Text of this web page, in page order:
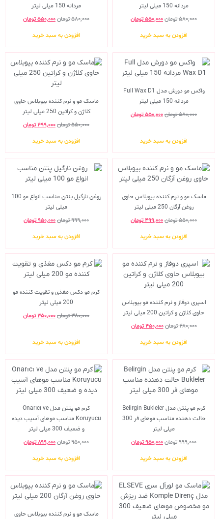
مردانه 150 میلی لیتر
۵۸۰,۰۰۰تومان۵۵۰,۰۰۰تومان
افزودن به سبد خرید
مردانه 150 میلی لیتر
۵۸۰,۰۰۰تومان۵۵۰,۰۰۰تومان
افزودن به سبد خرید
واکس مو دورش مدل Full Wax D1
مردانه 150 میلی لیتر
۵۸۰,۰۰۰تومان۵۵۰,۰۰۰تومان
افزودن به سبد خرید
ماسک مو و نرم کننده بیوبلاس حاوی
کلاژن و کراتین 250 میلی لیتر
۵۵۰,۰۰۰تومان۴۹۹,۰۰۰تومان
افزودن به سبد خرید
ماسک مو و نرم کننده بیوبلاس حاوی
روغن آرگان 250 میلی لیتر
۵۵۰,۰۰۰تومان۴۹۹,۰۰۰تومان
افزودن به سبد خرید
روغن نارگیل پنتن مناسب انواع مو 100
میلی لیتر
۹۹۹,۰۰۰تومان۹۵۰,۰۰۰تومان
افزودن به سبد خرید
اسپری دوفاز و نرم کننده مو بیوبلاس
حاوی کلاژن و کراتین 200 میلی لیتر
۴۸۰,۰۰۰تومان۴۵۰,۰۰۰ تومان
افزودن به سبد خرید
کرم مو دکس مغذی و تقویت کننده مو
200 میلی لیتر
۳۸۰,۰۰۰تومان۳۵۰,۰۰۰تومان
افزودن به سبد خرید
کرم مو پنتن مدل Belirgin Bukleler
حالت دهنده مناسب موهای فر 300
میلی لیتر
۹۹۹,۰۰۰تومان۹۵۰,۰۰۰تومان
افزودن به سبد خرید
کرم مو پنتن مدل Onarıcı ve
Koruyucu مناسب موهای آسیب دیده
و ضعیف 300 میلی لیتر
۹۵۰,۰۰۰تومان۸۹۹,۰۰۰تومان
افزودن به سبد خرید
ماسک مو و نرم کننده بیوبلاس حاوی